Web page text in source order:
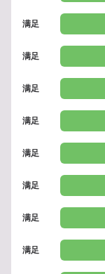
满足
满足
满足
满足
满足
满足
满足
满足